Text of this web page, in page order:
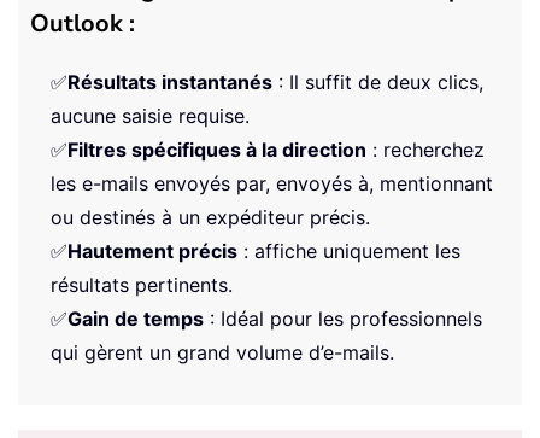
Outlook :
✅Résultats instantanés : Il suffit de deux clics,
aucune saisie requise.
✅Filtres spécifiques à la direction : recherchez
les e-mails envoyés par, envoyés à, mentionnant
ou destinés à un expéditeur précis.
✅Hautement précis : affiche uniquement les
résultats pertinents.
✅Gain de temps : Idéal pour les professionnels
qui gèrent un grand volume d’e-mails.